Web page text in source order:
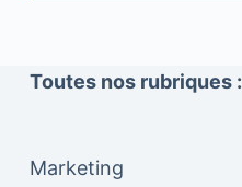
Toutes nos rubriques :
Marketing